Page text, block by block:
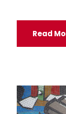
Read